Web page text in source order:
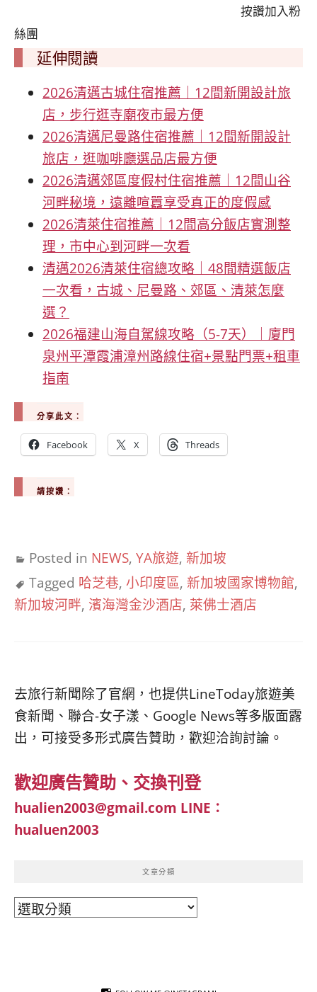
按讚加入粉
絲團
延伸閱讀
2026清邁古城住宿推薦｜12間新開設計旅
店，步行逛寺廟夜市最方便
2026清邁尼曼路住宿推薦｜12間新開設計
旅店，逛咖啡廳選品店最方便
2026清邁郊區度假村住宿推薦｜12間山谷
河畔秘境，遠離喧囂享受真正的度假感
2026清萊住宿推薦｜12間高分飯店實測整
理，市中心到河畔一次看
清邁2026清萊住宿總攻略｜48間精選飯店
一次看，古城、尼曼路、郊區、清萊怎麼
選？
2026福建山海自駕線攻略（5-7天）｜廈門
泉州平潭霞浦漳州路線住宿+景點門票+租車
指南
分享此文：
Facebook X Threads
請按讚：
Posted in NEWS, YA旅遊, 新加坡
Tagged 哈芝巷, 小印度區, 新加坡國家博物館,
新加坡河畔, 濱海灣金沙酒店, 萊佛士酒店
去旅行新聞除了官網，也提供LineToday旅遊美
食新聞、聯合-女子漾、Google News等多版面露
出，可接受多形式廣告贊助，歡迎洽詢討論。
歡迎廣告贊助、交換刊登
hualien2003@gmail.com LINE：
hualuen2003
文章分類
文